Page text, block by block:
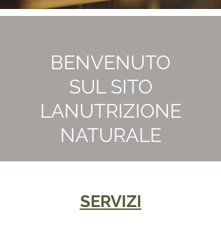
BENVENUTO
SUL SITO
LANUTRIZIONE
NATURALE
SERVIZI